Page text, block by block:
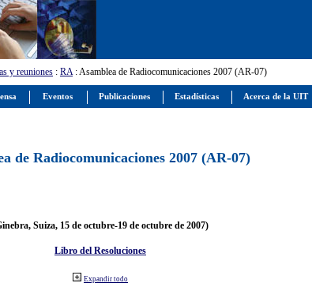
y reuniones : RA: Asamblea de Radiocomunicaciones 2007 (AR-07)
de Radiocomunicaciones 2007 (AR-07)
Suiza, 15 de octubre-19 de octubre de 2007)
Libro del Resoluciones
Expandir todo
Eventos Publicaciones Estadísticas Acerca de la UIT